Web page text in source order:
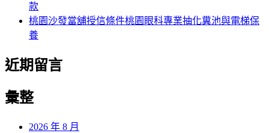
款
桃園沙發當舖授信條件桃園眼科專業抽化糞池與電梯保
養
近期留言
彙整
2026 年 8 月